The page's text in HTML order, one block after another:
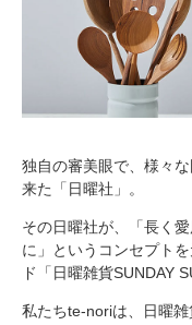
独自の審美眼で、様々
来た「日曜社」。
その日曜社が、「長く
に」というコンセプト
ド「日曜雑貨SUNDAY
私たちte-noriは、日曜雑